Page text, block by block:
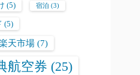
(5) 宿泊 (3)
(5)
天市場 (7)
航空券 (25)